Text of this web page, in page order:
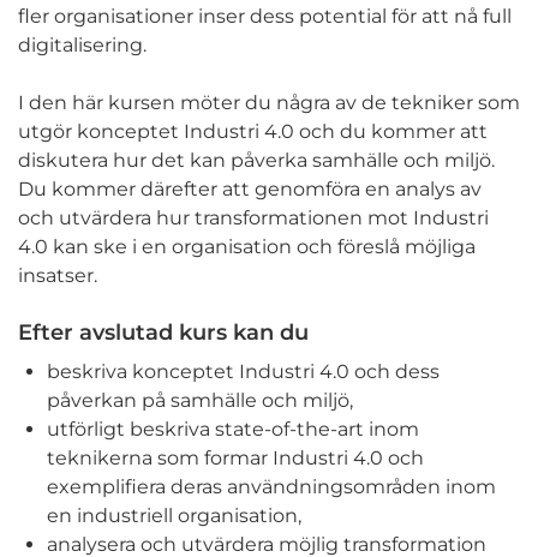
fler organisationer inser dess potential för att nå full
digitalisering.
I den här kursen möter du några av de tekniker som
utgör konceptet Industri 4.0 och du kommer att
diskutera hur det kan påverka samhälle och miljö.
Du kommer därefter att genomföra en analys av
och utvärdera hur transformationen mot Industri
4.0 kan ske i en organisation och föreslå möjliga
insatser.
Efter avslutad kurs kan du
beskriva konceptet Industri 4.0 och dess
påverkan på samhälle och miljö,
utförligt beskriva state-of-the-art inom
teknikerna som formar Industri 4.0 och
exemplifiera deras användningsområden inom
en industriell organisation,
analysera och utvärdera möjlig transformation